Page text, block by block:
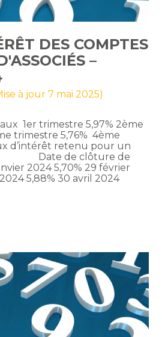
DES COMPTES
–
à jour 7 mai 2025)
1er trimestre 5,97% 2ème
trimestre 5,76% 4ème
d’intérêt retenu pour un
Date de clôture de
2024 5,70% 29 février
5,88% 30 avril 2024